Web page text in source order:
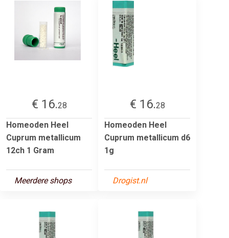
€ 16.28
Homeoden Heel
Cuprum metallicum
12ch 1 Gram
Meerdere shops
€ 16.28
Homeoden Heel
Cuprum metallicum d6
1g
Drogist.nl